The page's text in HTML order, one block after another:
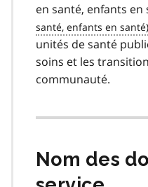
en santé, enfants en
unités de santé
soins et les
communauté.
Nom des